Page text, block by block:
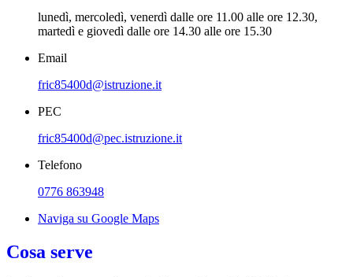
lunedì, mercoledì, venerdì dalle ore 11.00 alle ore 12.30,
martedì e giovedì dalle ore 14.30 alle ore 15.30
Email
fric85400d@istruzione.it
PEC
fric85400d@pec.istruzione.it
Telefono
0776 863948
Naviga su Google Maps
Cosa serve